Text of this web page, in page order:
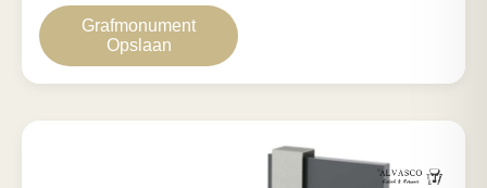
Grafmonument
Opslaan